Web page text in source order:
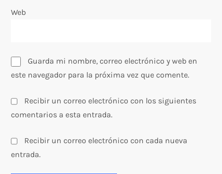
d
s
Web
Guarda mi nombre, correo electrónico y web en
este navegador para la próxima vez que comente.
Recibir un correo electrónico con los siguientes
comentarios a esta entrada.
Recibir un correo electrónico con cada nueva
entrada.